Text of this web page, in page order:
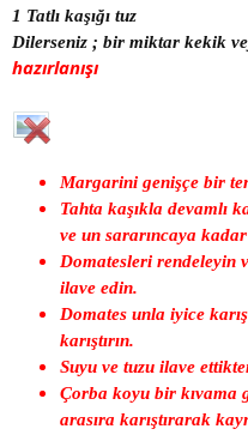
1 Tatlı kaşığı tuz
Dilerseniz ; bir miktar kekik
hazırlanışı
Margarini genişçe bir
Tahta kaşıkla devamlı
ve un sararıncaya
Domatesleri rendeleyin
ilave edin.
Domates unla iyice
karıştırın.
Suyu ve tuzu ilave
Çorba koyu bir kıvama
arasıra karıştırarak